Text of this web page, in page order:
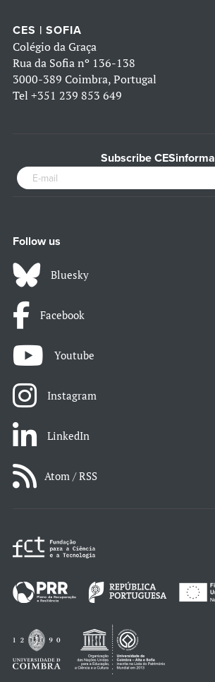
CES | SOFIA
Colégio da Graça
Rua da Sofia nº 136-138
3000-389 Coimbra, Portugal
Tel +351 239 853 649
Subscribe CESinforma
Follow us
Bluesky
Facebook
Youtube
Instagram
LinkedIn
Atom / RSS